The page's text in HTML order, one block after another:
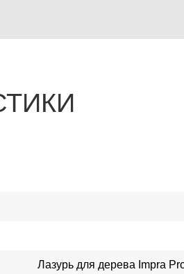
Лазурь для дерева Impra